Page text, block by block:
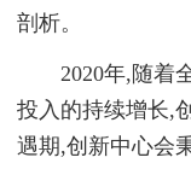
剖析。
2020年,随着全
投入的持续增长,
遇期,创新中心会